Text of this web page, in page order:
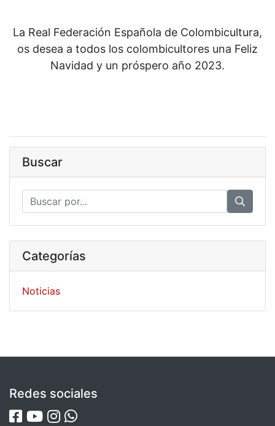
La Real Federación Española de Colombicultura,
os desea a todos los colombicultores una Feliz
Navidad y un próspero año 2023.
Buscar
Categorías
Noticias
Redes sociales